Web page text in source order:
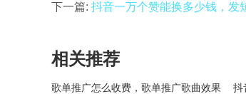
下一篇: 抖音一万个赞能换多少钱，发
相关推荐
歌单推广怎么收费，歌单推广歌曲效果
抖